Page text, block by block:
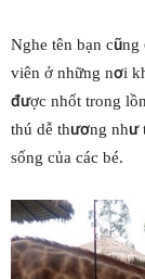
Nghe tên bạn
viên ở những nơi
được nhốt trong
thú dễ thương
sống của các bé.